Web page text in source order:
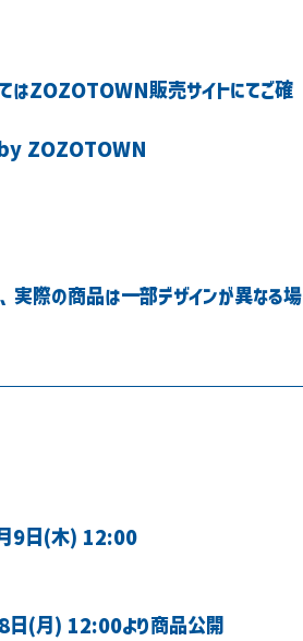
はZOZOTOWN販売サイトにてご確
ZOZOTOWN
実際の商品は一部デザインが異なる場
9日(木) 12:00
(月) 12:00より商品公開